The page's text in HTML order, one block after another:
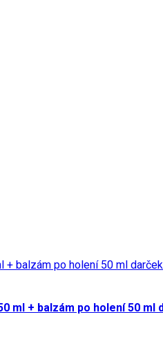
ml + balzám po holení 50 ml